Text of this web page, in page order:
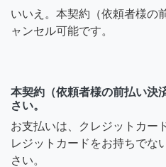
いいえ。本契約（依頼者様の
ャンセル可能です。
本契約（依頼者様の前払い決
さい。
お支払いは、クレジットカー
レジットカードをお持ちでな
さい。